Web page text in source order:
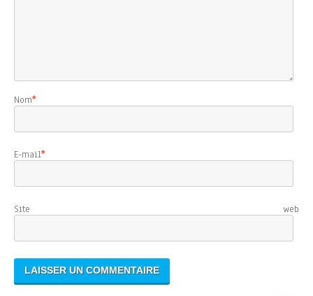
Nom*
E-mail*
Site web